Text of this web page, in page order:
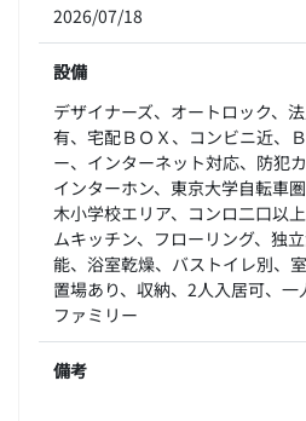
2026/07/18
設備
デザイナーズ、オートロック、
有、宅配ＢＯＸ、コンビニ近、
ー、インターネット対応、防犯
インターホン、東京大学自転車
木小学校エリア、コンロ二口以
ムキッチン、フローリング、独
能、浴室乾燥、バストイレ別、
置場あり、収納、2人入居可、一
ファミリー
備考